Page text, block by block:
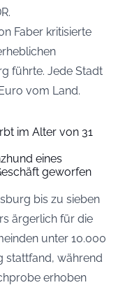
.
Faber kritisierte
führte. Jede Stadt
vom Land.
im Alter von 31
eines
geworfen
bis zu sieben
ärgerlich für die
unter 10.000
stattfand, während
erhoben